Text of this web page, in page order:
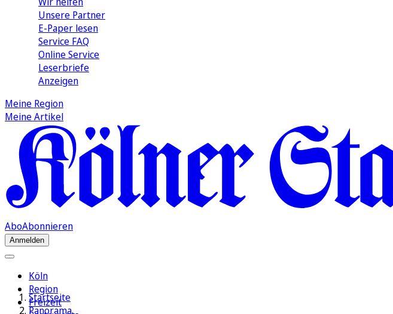
Unsere Partner
E-Paper lesen
Service FAQ
Online Service
Leserbriefe
Anzeigen
Meine Region
Meine Artikel
AboAbonnieren
Anmelden
Köln
Region
Freizeit
Startseite
Panorama